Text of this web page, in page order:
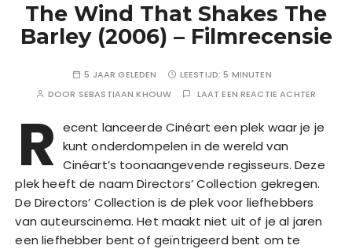
The Wind That Shakes The
Barley (2006) – Filmrecensie
5 JAAR GELEDEN LEESTIJD:5 MINUTEN
DOOR SEBASTIAAN KHOUW LAAT EEN REACTIE ACHTER
R ecent lanceerde Cinéart een plek waar je je
kunt onderdompelen in de wereld van
Cinéart’s toonaangevende regisseurs. Deze
plek heeft de naam Directors’ Collection gekregen.
De Directors’ Collection is de plek voor liefhebbers
van auteurscinema. Het maakt niet uit of je al jaren
een liefhebber bent of geïntrigeerd bent om te